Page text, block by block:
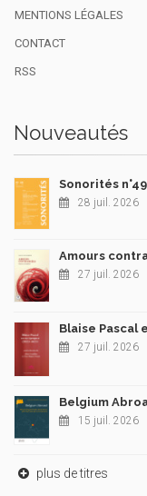
MENTIONS LÉGALES
CONTACT
RSS
Nouveautés
Sonorités n°49
28 juil. 2026
Amours
27 juil. 2026
Blaise Pascal
27 juil. 2026
Belgium
15 juil. 2026
plus de titres